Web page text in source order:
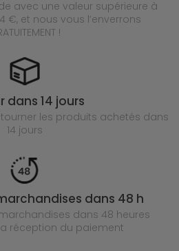
avec une valeur supérieure à
€, et nous vous l’enverrons
!
dans 14 jours
les produits achetés dans
14 jours
dans 48 h
dans 48 heures
réception du paiement